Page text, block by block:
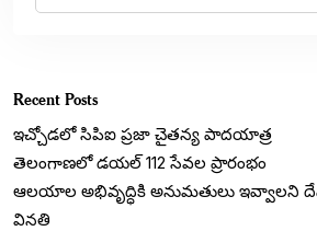
Recent Posts
ఇచ్చోడలో సిపిఐ ప్రజా చైతన్య పాదయాత్ర
తెలంగాణలో డయల్‌ 112 సేవల ప్రారంభం
ఆలయాల అభివృద్ధికి అనుమతులు ఇవ్వాలని
వినతి